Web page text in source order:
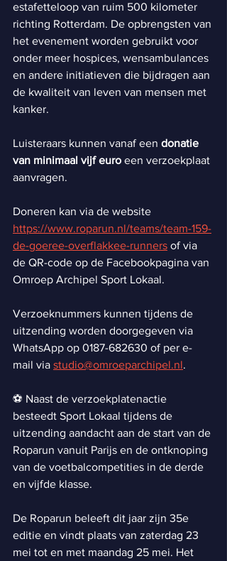
estafetteloop van ruim 500 kilometer
richting Rotterdam. De opbrengsten van
het evenement worden gebruikt voor
onder meer hospices, wensambulances
en andere initiatieven die bijdragen aan
de kwaliteit van leven van mensen met
kanker.
Luisteraars kunnen vanaf een donatie
van minimaal vijf euro een verzoekplaat
aanvragen.
Doneren kan via de website
https://www.roparun.nl/teams/team-159-
de-goeree-overflakkee-runners of via
de QR-code op de Facebookpagina van
Omroep Archipel Sport Lokaal.
Verzoeknummers kunnen tijdens de
uitzending worden doorgegeven via
WhatsApp op 0187-682630 of per e-
mail via studio@omroeparchipel.nl.
⚽ Naast de verzoekplatenactie
besteedt Sport Lokaal tijdens de
uitzending aandacht aan de start van de
Roparun vanuit Parijs en de ontknoping
van de voetbalcompetities in de derde
en vijfde klasse.
De Roparun beleeft dit jaar zijn 35e
editie en vindt plaats van zaterdag 23
mei tot en met maandag 25 mei. Het